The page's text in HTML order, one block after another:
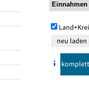
komplett